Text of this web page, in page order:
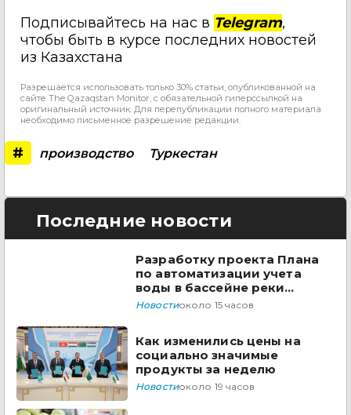
Подписывайтесь на нас в Telegram,
чтобы быть в курсе последних новостей
из Казахстана
Разрешается использовать только 30% статьи, опубликованной на
сайте The Qazaqstan Monitor, с обязательной гиперссылкой на
оригинальный источник. Для перепубликации полного материала
необходимо письменное разрешение редакции.
# производство Туркестан
Последние новости
Разработку проекта Плана
по автоматизации учета
воды в бассейне реки
Сырдарья одобрили
Новостиоколо 15 часов
Как изменились цены на
социально значимые
продукты за неделю
Новостиоколо 19 часов